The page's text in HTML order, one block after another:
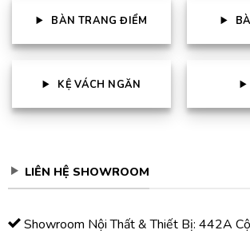
BÀN TRANG ĐIỂM
KỆ VÁCH NGĂN
LIÊN HỆ SHOWROOM
Showroom Nội Thất & Thiết Bị: 442A